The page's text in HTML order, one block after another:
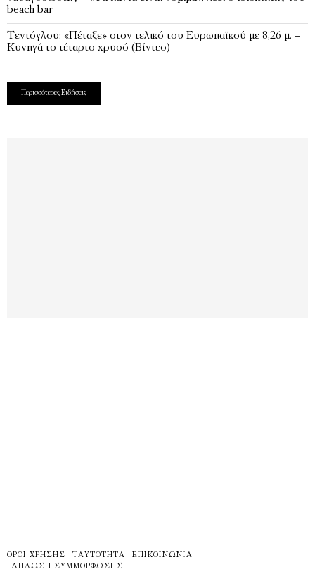
beach bar
Τεντόγλου: «Πέταξε» στον τελικό του Ευρωπαϊκού με 8,26 μ. –
Κυνηγά το τέταρτο χρυσό (Βίντεο)
Περισσότερες Ειδήσεις
ΌΡΟΙ ΧΡΉΣΗΣ ΤΑΥΤΌΤΗΤΑ
ΕΠΙΚΟΙΝΩΝΊΑ
ΔΉΛΩΣΗ ΣΥΜΜΌΡΦΩΣΗΣ